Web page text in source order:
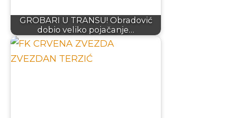
GROBARI U TRANSU! Obradović
dobio veliko pojačanje…